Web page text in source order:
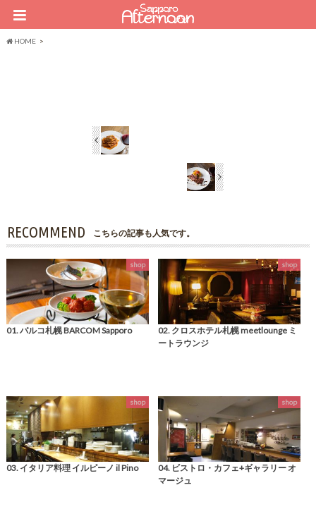
HOME
RECOMMEND こちらの記事も人気です。
shop
01. バルコ札幌 BARCOM Sapporo
shop
02. クロスホテル札幌 meetlounge ミ
ートラウンジ
shop
03. イタリア料理 イルピーノ il Pino
shop
04. ビストロ・カフェ+ギャラリー オ
マージュ